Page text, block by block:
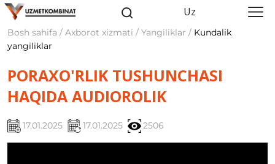
Uz
Bosh sahifa / Axborot xizmati / Yangiliklar / Kundalik
yangiliklar
PORAXO'RLIK TUSHUNCHASI
HAQIDA AUDIOROLIK
17.01.2025 17.01.2025 2506